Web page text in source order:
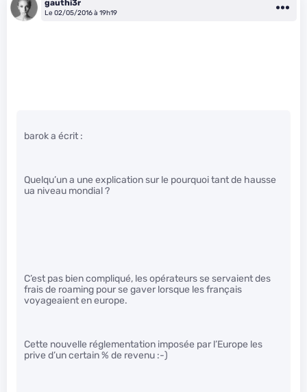
gauthi3r
Le 02/05/2016 à 19h19
barok a écrit :
Quelqu’un a une explication sur le pourquoi tant de hausse
ua niveau mondial ?
C’est pas bien compliqué, les opérateurs se servaient des
frais de roaming pour se gaver lorsque les français
voyageaient en europe.
Cette nouvelle réglementation imposée par l’Europe les
prive d’un certain % de revenu :-)